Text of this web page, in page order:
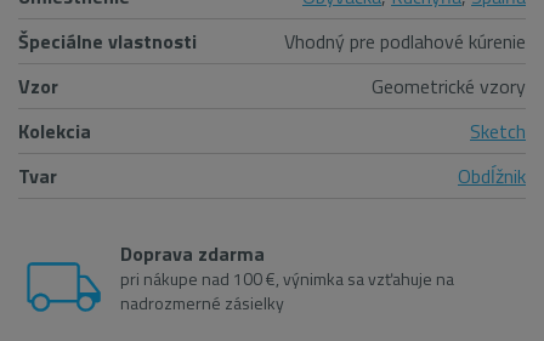
Špeciálne vlastnosti
Vhodný pre podlahové kúrenie
Vzor
Geometrické vzory
Kolekcia
Sketch
Tvar
Obdĺžnik
Doprava zdarma
pri nákupe nad 100 €, výnimka sa vzťahuje na
nadrozmerné zásielky